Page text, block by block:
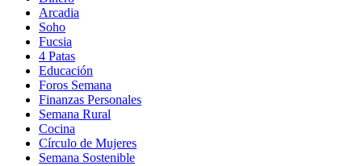
Arcadia
Soho
in
new
window
Fucsia
in
new
window
4 Patas
Educación
Foros Semana
Finanzas Personales
Semana Rural
Cocina
Círculo de Mujeres
Semana Sostenible